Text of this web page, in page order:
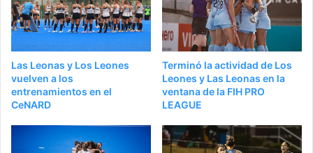
Las Leonas y Los Leones
vuelven a los
entrenamientos en el
CeNARD
Terminó la actividad de Los
Leones y Las Leonas en la
ventana de la FIH PRO
LEAGUE